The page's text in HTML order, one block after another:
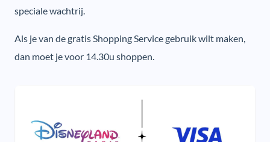
speciale wachtrij.
Als je van de gratis Shopping Service gebruik wilt maken,
dan moet je voor 14.30u shoppen.